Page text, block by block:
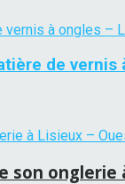
de vernis
son onglerie